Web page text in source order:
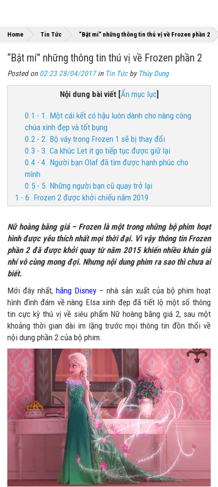
Home »
Tin Tức “Bật mí” những thông tin thú vị về Frozen phần 2
“Bật mí” những thông tin thú vị về Frozen phần 2
Posted on 02:23 28/04/2017in Tin Tứcby Thùy Dung
Nội dung bài viết[Ẩn mục lục]
0.1 - 1. Một cái kết có hậu luôn dành cho nàng công
chúa xinh đẹp và tốt bụng
0.2 - 2. Bộ váy trong Frozen 1 sẽ bị thay đổi
0.3 - 3. Ca khúc Let it go tiếp tục được giữ lại
0.4 - 4. Người bạn Olaf đã tìm được hạnh phúc cho
mình
0.5 - 5. Những người bạn cũ quay trở lại
1 - 6. Frozen 2 được khởi chiếu năm 2019
Nữ hoàng băng giá – Frozen là một trong những bộ phim hoạt
hình được yêu thích nhất mọi thời đại. Vì vậy thông tin Frozen
phần 2 đã được khởi quay từ năm 2015 khiến nhiều khán giả
nhí vô cùng mong đợi. Nhưng nội dung phim ra sao thì chưa ai
biết.
Mới đây nhất, hãng Disney – nhà sản xuất của bộ phim hoạt
hình đình đám về nàng Elsa xinh đẹp đã tiết lộ một số thông
tin cực kỳ thú vị về siêu phẩm Nữ hoàng băng giá 2, sau một
khoảng thời gian dài im lặng trước mọi thông tin đồn thổi về
nội dung phần 2 của bộ phim.